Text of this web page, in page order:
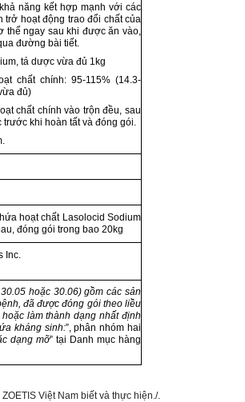
năng kết hợp mạnh với các
hoạt động trao đổi chất của
thểngay sau khi được ăn vào,
đường bài tiết.
tá dược vừa đủ 1 kg
chất chính: 95-115% (14.3-
đủ)
chất chính vào trộn đều, sau
khi hoàn tất và đóng gói.
hoạt chất Lasolocid Sodium
đóng gói trong bao 20kg
Inc.
hoặc 30.06) gồm các sản
đã được đóng gói theo liều
làm thành dạng nhất định
kháng sinh:”, phân nhóm hai
dạng mỡ” tại Danh mục hàng
Việt Nam biết và thực hiện./.